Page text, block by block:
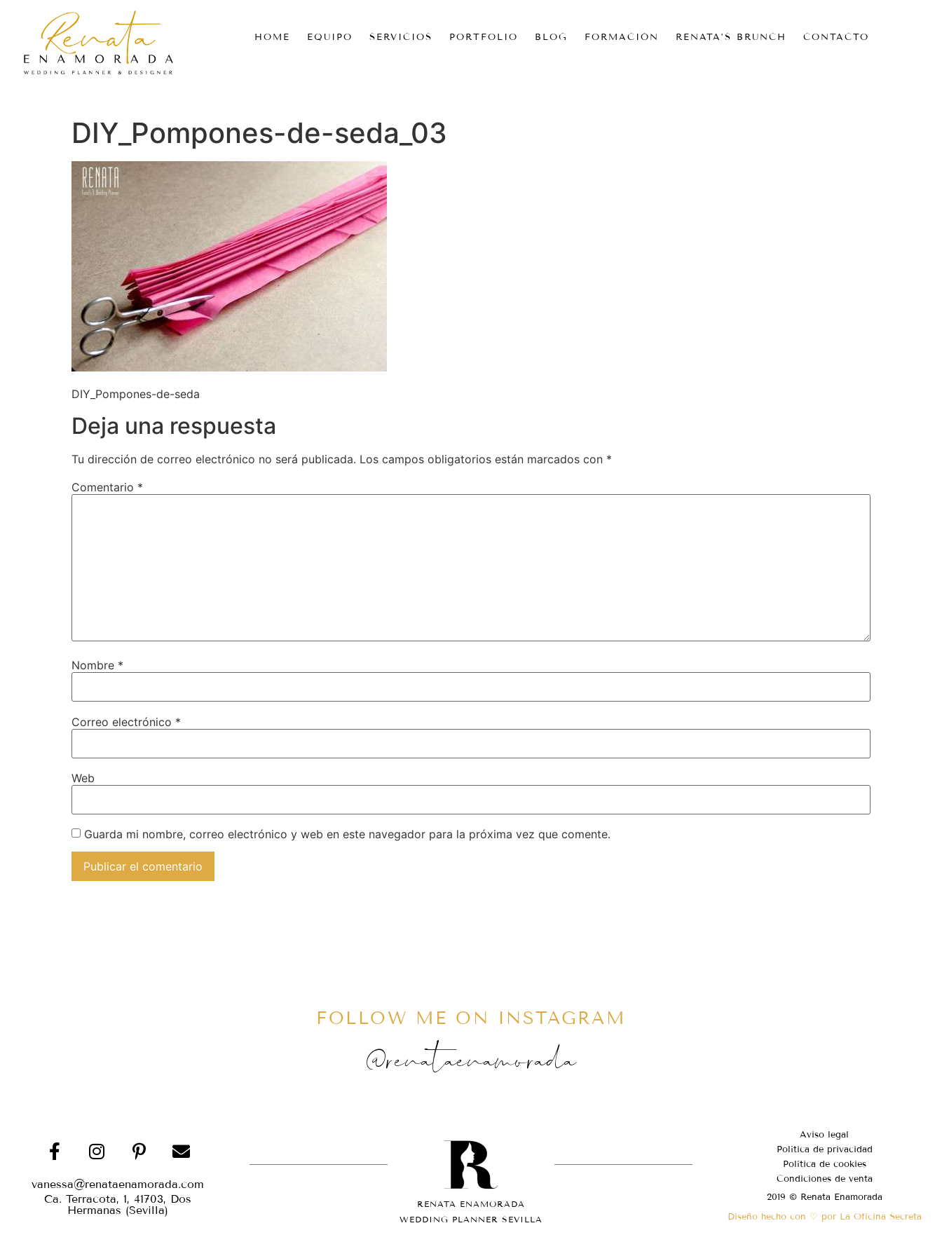
HOME EQUIPO SERVICIOS PORTFOLIO BLOG FORMACIÓN RENATA’S BRUNCH CONTACTO
DIY_Pompones-de-seda_03
DIY_Pompones-de-seda
Deja una respuesta
Tu dirección de correo electrónico no será publicada. Los campos obligatorios están marcados con *
Comentario *
Nombre *
Correo electrónico *
Web
Guarda mi nombre, correo electrónico y web en este navegador para la próxima vez que comente.
FOLLOW ME ON INSTAGRAM
@renataenamorada
vanessa@renataenamorada.com
Ca. Terracota, 1, 41703, Dos
Hermanas (Sevilla)
RENATA ENAMORADA
WEDDING PLANNER SEVILLA
Aviso legal
Política de privacidad
Política de cookies
Condiciones de venta
2019 © Renata Enamorada
Diseño hecho con ♡ por La Oficina Secreta